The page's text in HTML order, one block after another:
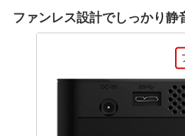
ファンレス設計でしっかり静